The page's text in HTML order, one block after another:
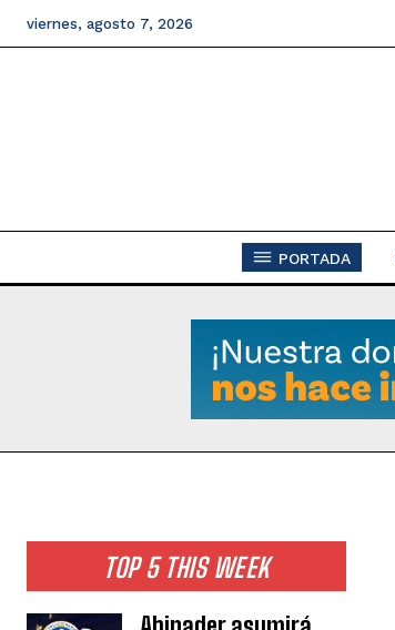
viernes, agosto 7, 2026
PORTADA
TOP 5 THIS WEEK